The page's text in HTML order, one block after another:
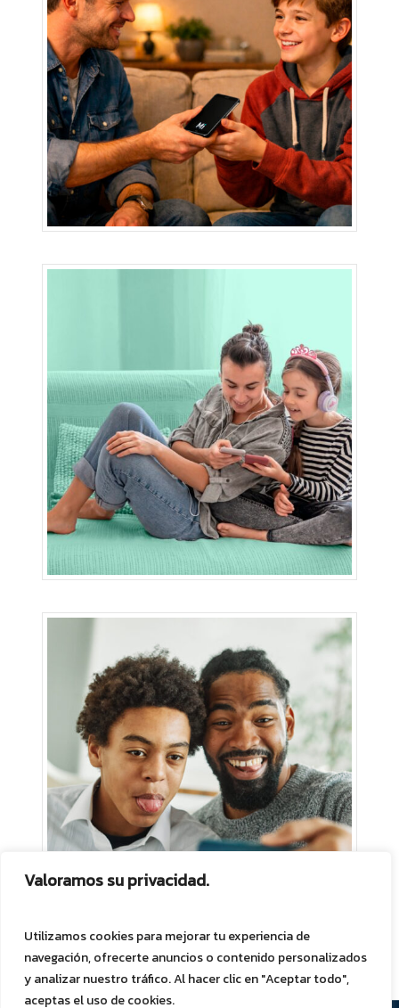
Valoramos su privacidad.
Utilizamos cookies para mejorar tu experiencia de
navegación, ofrecerte anuncios o contenido personalizados
y analizar nuestro tráfico. Al hacer clic en "Aceptar todo",
aceptas el uso de cookies.
Subtotal: